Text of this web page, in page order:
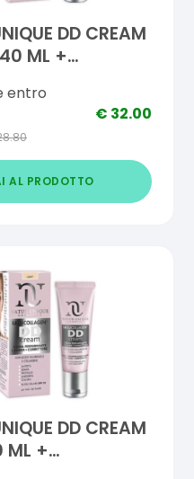
DD CREAM
ML +
entro
€ 32.00
AL PRODOTTO
DD CREAM
ML +